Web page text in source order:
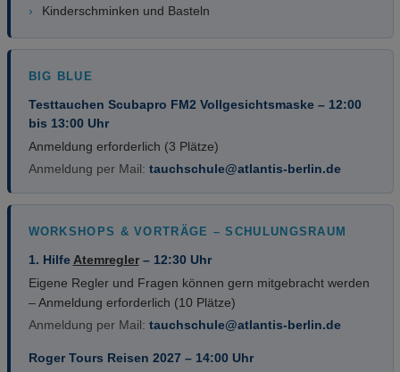
›
Kinderschminken und Basteln
BIG BLUE
Testtauchen Scubapro FM2 Vollgesichtsmaske – 12:00
bis 13:00 Uhr
Anmeldung erforderlich (3 Plätze)
Anmeldung per Mail: tauchschule@atlantis-berlin.de
WORKSHOPS & VORTRÄGE – SCHULUNGSRAUM
1. Hilfe Atemregler– 12:30 Uhr
Eigene Regler und Fragen können gern mitgebracht werden
– Anmeldung erforderlich (10 Plätze)
Anmeldung per Mail: tauchschule@atlantis-berlin.de
Roger Tours Reisen 2027 – 14:00 Uhr